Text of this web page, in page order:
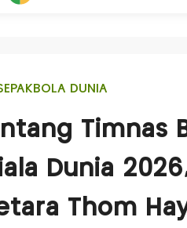
DUNIA
Timnas
Dunia
Thom